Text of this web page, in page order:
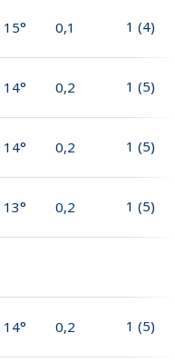
15° 0,1 1 (4)
14° 0,2 1 (5)
14° 0,2 1 (5)
13° 0,2 1 (5)
14° 0,2 1 (5)